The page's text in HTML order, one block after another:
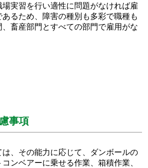
実習を行い適性に問題がなければ雇
るため、障害の種別も多彩で職種も
畜産部門とすべての部門で雇用がな
事項
、その能力に応じて、ダンボールの
ンベアーに乗せる作業、箱積作業、